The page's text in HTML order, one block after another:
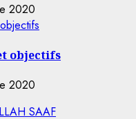
2020
objectifs
2020
SAAF